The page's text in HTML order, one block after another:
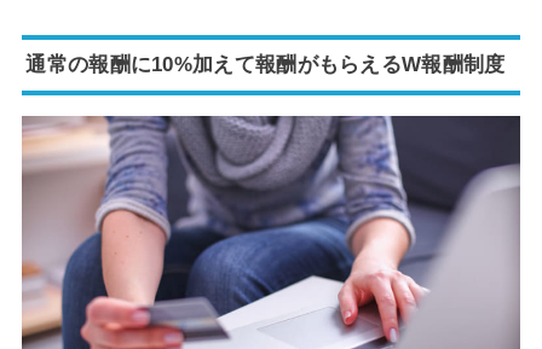
通常の報酬に10%加えて報酬がもらえるW報酬制度